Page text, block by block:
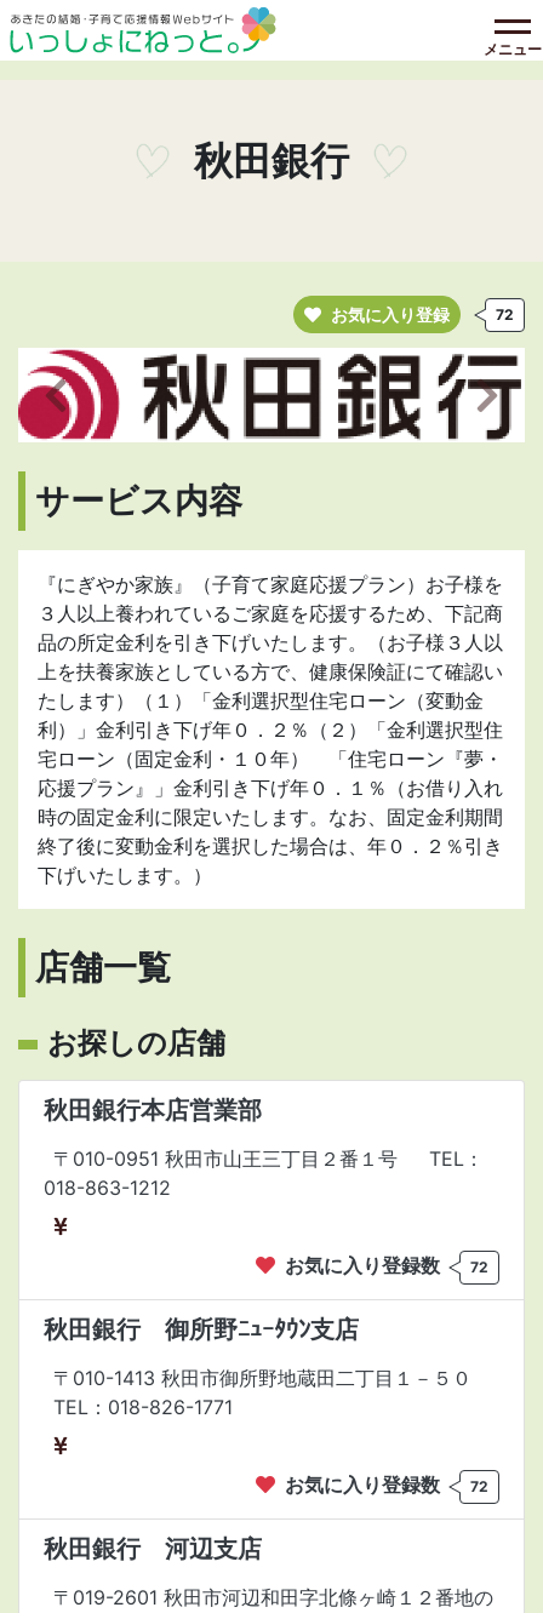
メニュー
秋田銀行
お気に入り登録 72
前の画像へ 次の
サービス内容
『にぎやか家族』（子育て家庭応援プラン）お子様を
３人以上養われているご家庭を応援するため、下記商
品の所定金利を引き下げいたします。（お子様３人以
上を扶養家族としている方で、健康保険証にて確認い
たします）（１）「金利選択型住宅ローン（変動金
利）」金利引き下げ年０．２％（２）「金利選択型住
宅ローン（固定金利・１０年） 「住宅ローン『夢・
応援プラン』」金利引き下げ年０．１％（お借り入れ
時の固定金利に限定いたします。なお、固定金利期間
終了後に変動金利を選択した場合は、年０．２％引き
下げいたします。）
店舗一覧
お探しの店舗
秋田銀行本店営業部
〒010-0951 秋田市山王三丁目２番１号
TEL：
018-863-1212
お気に入り登録数 72
秋田銀行 御所野ﾆｭｰﾀｳﾝ支店
〒010-1413 秋田市御所野地蔵田二丁目１－５０
TEL：018-826-1771
お気に入り登録数 72
秋田銀行 河辺支店
〒019-2601 秋田市河辺和田字北條ヶ崎１２番地の